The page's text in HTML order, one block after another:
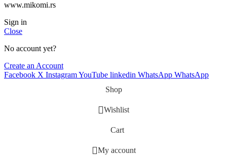
www.mikomi.rs
Sign in
Close
No account yet?
Create an Account
Facebook X InstagramYouTube linkedin WhatsApp WhatsApp
Shop
Wishlist
Cart
My account